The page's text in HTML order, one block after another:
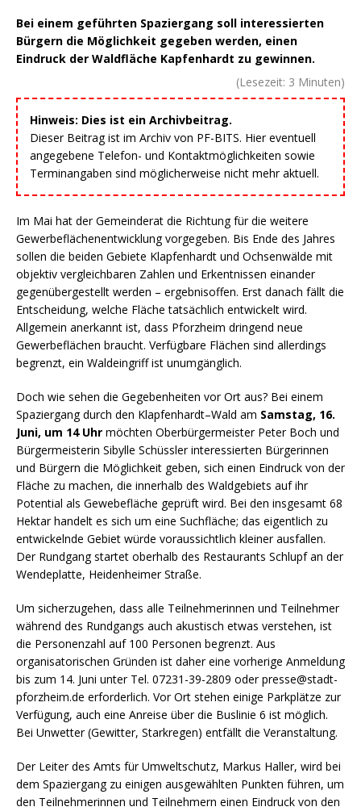
Bei einem geführten Spaziergang soll interessierten
Bürgern die Möglichkeit gegeben werden, einen
Eindruck der Waldfläche Kapfenhardt zu gewinnen.
(Lesezeit: 3 Minuten)
Hinweis: Dies ist ein Archivbeitrag.
Dieser Beitrag ist im Archiv von PF-BITS. Hier eventuell
angegebene Telefon- und Kontaktmöglichkeiten sowie
Terminangaben sind möglicherweise nicht mehr aktuell.
Im Mai hat der Gemeinderat die Richtung für die weitere
Gewerbeflächenentwicklung vorgegeben. Bis Ende des Jahres
sollen die beiden Gebiete Klapfenhardt und Ochsenwälde mit
objektiv vergleichbaren Zahlen und Erkentnissen einander
gegenübergestellt werden – ergebnisoffen. Erst danach fällt die
Entscheidung, welche Fläche tatsächlich entwickelt wird.
Allgemein anerkannt ist, dass Pforzheim dringend neue
Gewerbeflächen braucht. Verfügbare Flächen sind allerdings
begrenzt, ein Waldeingriff ist unumgänglich.
Doch wie sehen die Gegebenheiten vor Ort aus? Bei einem
Spaziergang durch den Klapfenhardt–Wald am Samstag, 16.
Juni, um 14 Uhr möchten Oberbürgermeister Peter Boch und
Bürgermeisterin Sibylle Schüssler interessierten Bürgerinnen
und Bürgern die Möglichkeit geben, sich einen Eindruck von der
Fläche zu machen, die innerhalb des Waldgebiets auf ihr
Potential als Gewebefläche geprüft wird. Bei den insgesamt 68
Hektar handelt es sich um eine Suchfläche; das eigentlich zu
entwickelnde Gebiet würde voraussichtlich kleiner ausfallen.
Der Rundgang startet oberhalb des Restaurants Schlupf an der
Wendeplatte, Heidenheimer Straße.
Um sicherzugehen, dass alle Teilnehmerinnen und Teilnehmer
während des Rundgangs auch akustisch etwas verstehen, ist
die Personenzahl auf 100 Personen begrenzt. Aus
organisatorischen Gründen ist daher eine vorherige Anmeldung
bis zum 14. Juni unter Tel. 07231-39-2809 oder presse@stadt-
pforzheim.de erforderlich. Vor Ort stehen einige Parkplätze zur
Verfügung, auch eine Anreise über die Buslinie 6 ist möglich.
Bei Unwetter (Gewitter, Starkregen) entfällt die Veranstaltung.
Der Leiter des Amts für Umweltschutz, Markus Haller, wird bei
dem Spaziergang zu einigen ausgewählten Punkten führen, um
den Teilnehmerinnen und Teilnehmern einen Eindruck von den